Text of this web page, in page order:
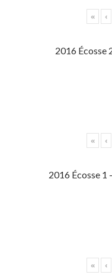
« ‹
2016 Écosse
« ‹
2016 Écosse 1
« ‹